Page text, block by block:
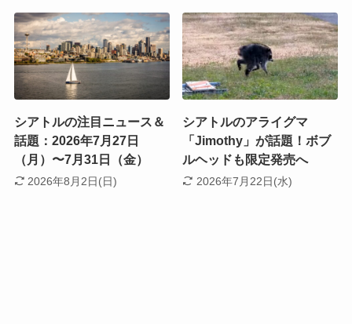
シアトルの注目ニュース＆
話題：2026年7月27日
（月）〜7月31日（金）
2026年8月2日(日)
シアトルのアライグマ
「Jimothy」が話題！ボブ
ルヘッドも限定発売へ
2026年7月22日(水)